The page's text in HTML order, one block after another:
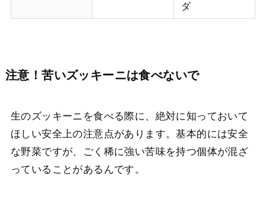
ダ
注意！苦いズッキーニは食べないで
生のズッキーニを食べる際に、絶対に知っておいて
ほしい安全上の注意点があります。基本的には安全
な野菜ですが、ごく稀に強い苦味を持つ個体が混ざ
っていることがあるんです。